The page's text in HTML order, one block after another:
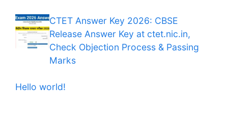
CTET Answer Key 2026: CBSE
Release Answer Key at ctet.nic.in,
Check Objection Process & Passing
Marks
Hello world!